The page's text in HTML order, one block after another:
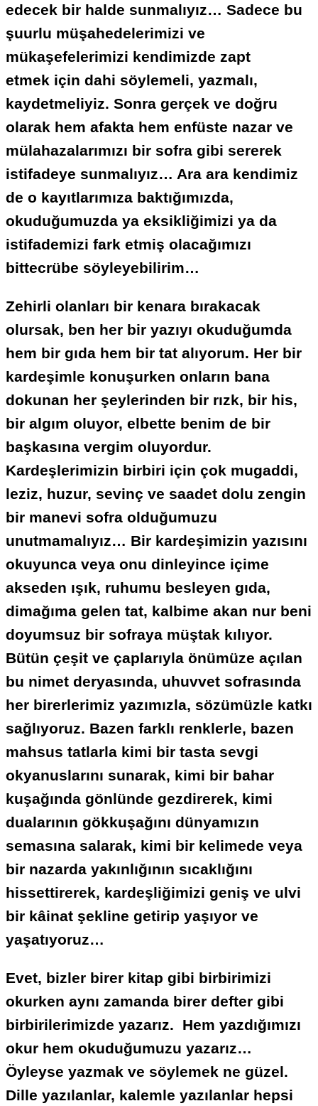
edecek bir halde sunmalıyız… Sadece bu
şuurlu müşahedelerimizi ve
mükaşefelerimizi kendimizde zapt
etmek için dahi söylemeli, yazmalı,
kaydetmeliyiz. Sonra gerçek ve doğru
olarak hem afakta hem enfüste nazar ve
mülahazalarımızı bir sofra gibi sererek
istifadeye sunmalıyız… Ara ara kendimiz
de o kayıtlarımıza baktığımızda,
okuduğumuzda ya eksikliğimizi ya da
istifademizi fark etmiş olacağımızı
bittecrübe söyleyebilirim…
Zehirli olanları bir kenara bırakacak
olursak, ben her bir yazıyı okuduğumda
hem bir gıda hem bir tat alıyorum. Her bir
kardeşimle konuşurken onların bana
dokunan her şeylerinden bir rızk, bir his,
bir algım oluyor, elbette benim de bir
başkasına vergim oluyordur.
Kardeşlerimizin birbiri için çok mugaddi,
leziz, huzur, sevinç ve saadet dolu zengin
bir manevi sofra olduğumuzu
unutmamalıyız… Bir kardeşimizin yazısını
okuyunca veya onu dinleyince içime
akseden ışık, ruhumu besleyen gıda,
dimağıma gelen tat, kalbime akan nur beni
doyumsuz bir sofraya müştak kılıyor.
Bütün çeşit ve çaplarıyla önümüze açılan
bu nimet deryasında, uhuvvet sofrasında
her birerlerimiz yazımızla, sözümüzle katkı
sağlıyoruz. Bazen farklı renklerle, bazen
mahsus tatlarla kimi bir tasta sevgi
okyanuslarını sunarak, kimi bir bahar
kuşağında gönlünde gezdirerek, kimi
dualarının gökkuşağını dünyamızın
semasına salarak, kimi bir kelimede veya
bir nazarda yakınlığının sıcaklığını
hissettirerek, kardeşliğimizi geniş ve ulvi
bir kâinat şekline getirip yaşıyor ve
yaşatıyoruz…
Evet, bizler birer kitap gibi birbirimizi
okurken aynı zamanda birer defter gibi
birbirilerimizde yazarız. Hem yazdığımızı
okur hem okuduğumuzu yazarız…
Öyleyse yazmak ve söylemek ne güzel.
Dille yazılanlar, kalemle yazılanlar hepsi